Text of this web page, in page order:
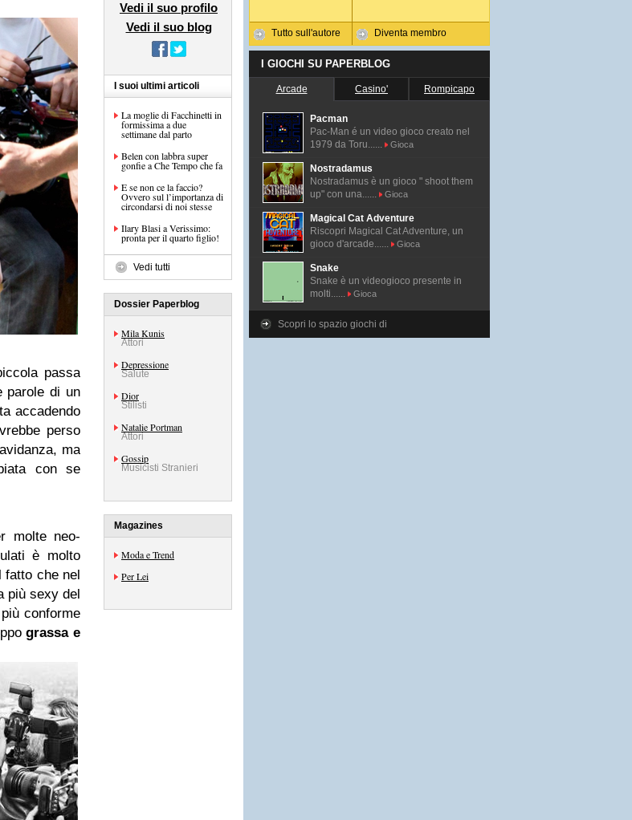
passa
parole di un
accadendo
perso
ma
con se
molte neo-
è molto
che nel
più sexy del
conforme
grassa e
Vedi il suo profilo
Vedi il suo blog
I suoi ultimi articoli
La moglie di Facchinetti in
formissima a due
settimane dal parto
Belen con labbra super
gonfie a Che Tempo che fa
E se non ce la faccio?
Ovvero sul l’importanza di
circondarsi di noi stesse
Ilary Blasi a Verissimo:
pronta per il quarto figlio!
Vedi tutti
Dossier Paperblog
Mila Kunis
Attori
Depressione
Salute
Dior
Stilisti
Natalie Portman
Attori
Gossip
Musicisti Stranieri
Magazines
Moda e Trend
Per Lei
Tutto sull'autore Diventa membro
I GIOCHI SU PAPERBLOG
Arcade Casino' Rompicapo
Pacman
Pac-Man é un video gioco creato nel
1979 da Toru......
Gioca
Nostradamus
Nostradamus è un gioco " shoot them
up" con una......
Gioca
Magical Cat Adventure
Riscopri Magical Cat Adventure, un
gioco d'arcade......
Gioca
Snake
Snake è un videogioco presente in
molti......
Gioca
Scopri lo spazio giochi di